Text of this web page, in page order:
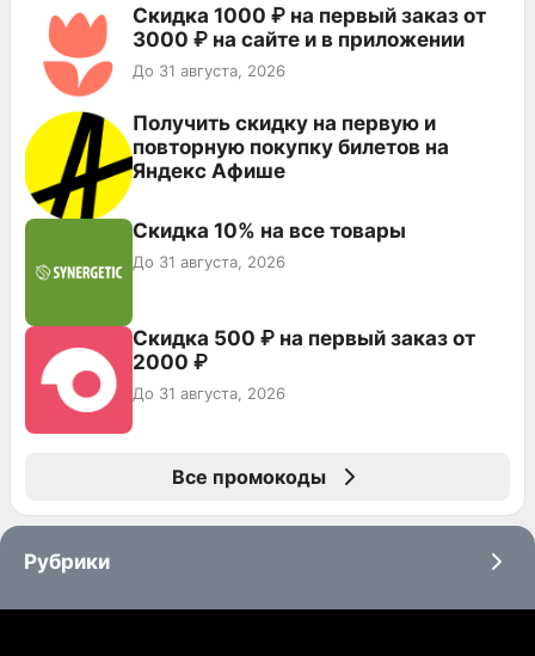
Скидка 1000 ₽ на первый заказ от
3000 ₽ на сайте и в приложении
До 31 августа, 2026
Получить скидку на первую и
повторную покупку билетов на
Яндекс Афише
Скидка 10% на все товары
До 31 августа, 2026
Скидка 500 ₽ на первый заказ от
2000 ₽
До 31 августа, 2026
Все промокоды
Рубрики